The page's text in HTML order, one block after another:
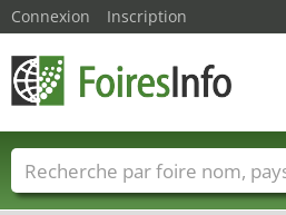
Connexion Inscription
Foire noms Pays Villes